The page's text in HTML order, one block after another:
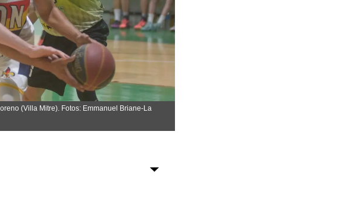
(Villa Mitre). Fotos: Emmanuel Briane-La